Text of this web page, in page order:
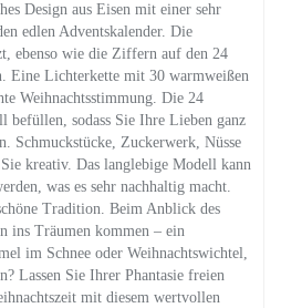
Design aus Eisen mit einer sehr
edlen Adventskalender. Die
ebenso wie die Ziffern auf den 24
Eine Lichterkette mit 30 warmweißen
Weihnachtsstimmung. Die 24
befüllen, sodass Sie Ihre Lieben ganz
Schmuckstücke, Zuckerwerk, Nüsse
kreativ. Das langlebige Modell kann
was es sehr nachhaltig macht.
Tradition. Beim Anblick des
ins Träumen kommen – ein
im Schnee oder Weihnachtswichtel,
Lassen Sie Ihrer Phantasie freien
mit diesem wertvollen